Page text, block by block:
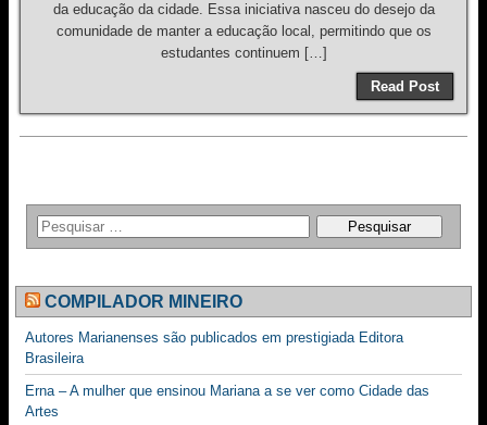
da educação da cidade. Essa iniciativa nasceu do desejo da
comunidade de manter a educação local, permitindo que os
estudantes continuem […]
Read Post
COMPILADOR MINEIRO
Autores Marianenses são publicados em prestigiada Editora
Brasileira
Erna – A mulher que ensinou Mariana a se ver como Cidade das
Artes